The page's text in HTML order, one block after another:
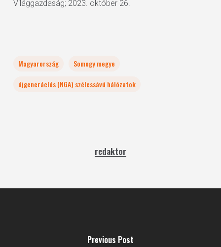
Világgazdaság; 2023. október 26.
Magyarország
Somogy megye
újgenerációs (NGA) szélessávú hálózatok
redaktor
Previous Post